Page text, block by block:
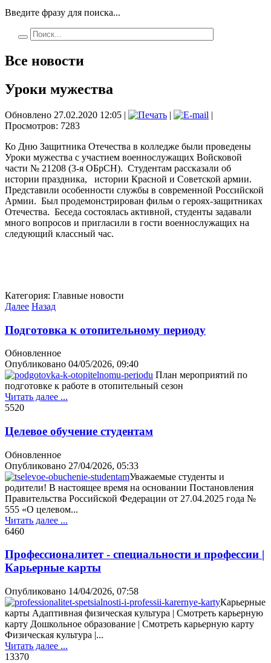
Введите фразу для поиска...
Все новости
Уроки мужества
Обновлено 27.02.2020 12:05 | |
|
Просмотров: 7283
Ко Дню Защитника Отечества в колледже были проведены
Уроки мужества с участием военнослужащих Войсковой
части № 21208 (3-я ОБрСН). Студентам рассказали об
истории праздника, истории Красной и Советской армии.
Представили особенности службы в современной Российской
Армии. Был продемонстрирован фильм о героях-защитниках
Отечества. Беседа состоялась активной, студенты задавали
много вопросов и пригласили в гости военнослужащих на
следующий классный час.
Категория: Главные новости
Далее Назад
Подготовка к отопительному периоду
Обновленное
Опубликовано 04/05/2026, 09:40
План мероприятий по
подготовке к работе в отопительный сезон
Читать далее ...
5520
Целевое обучение студентам
Обновленное
Опубликовано 27/04/2026, 05:33
Уважаемые студенты и
родители! В настоящее время на основании Постановления
Правительства Российской Федерации от 27.04.2025 года №
555 «О целевом...
Читать далее ...
6460
Профессионалитет - специальности и профессии |
Карьерные карты
Опубликовано 14/04/2026, 07:58
Карьерные
карты Адаптивная физическая культура | Смотреть карьерную
карту Дошкольное образование | Смотреть карьерную карту
Физическая культура |...
Читать далее ...
13370